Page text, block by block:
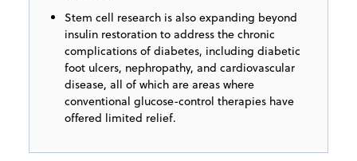
Stem cell research is also expanding beyond
insulin restoration to address the chronic
complications of diabetes, including diabetic
foot ulcers, nephropathy, and cardiovascular
disease, all of which are areas where
conventional glucose-control therapies have
offered limited relief.